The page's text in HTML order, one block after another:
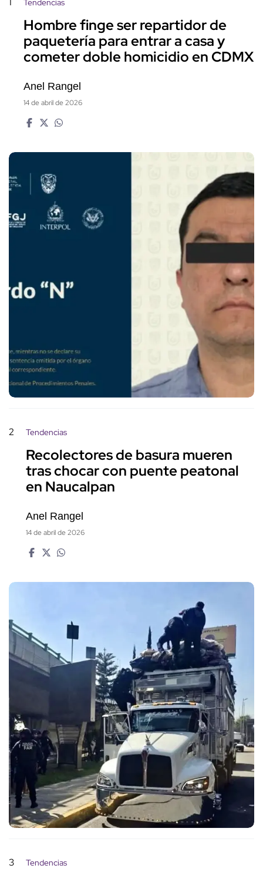
Tendencias
Hombre finge ser repartidor de
paquetería para entrar a casa y
cometer doble homicidio en CDMX
Anel Rangel
14 de abril de 2026
2 Tendencias
Recolectores de basura mueren
tras chocar con puente peatonal
en Naucalpan
Anel Rangel
14 de abril de 2026
3 Tendencias